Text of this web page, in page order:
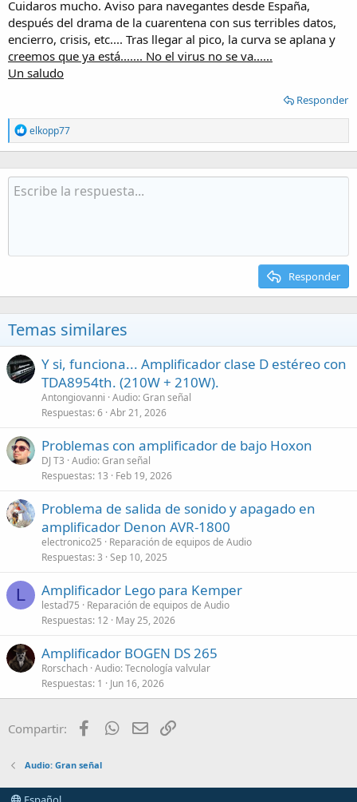
Cuidaros mucho. Aviso para navegantes desde España,
después del drama de la cuarentena con sus terribles datos,
encierro, crisis, etc.... Tras llegar al pico, la curva se aplana y
creemos que ya está....... No el virus no se va......
Un saludo
Responder
R
e
a
c
t
i
elkopp77
Responder
Temas similares
Y si, funciona... Amplificador clase D estéreo con
TDA8954th. (210W + 210W).
Antongiovanni Audio: Gran señal
Respuestas 6 Abr 21, 2026
Problemas con amplificador de bajo Hoxon
DJ T3 Audio: Gran señal
Respuestas 13 Feb 19, 2026
Problema de salida de sonido y apagado en
amplificador Denon AVR-1800
electronico25
Reparación de equipos de Audio
Respuestas 3 Sep 10, 2025
L Amplificador Lego para Kemper
lestad75
Reparación de equipos de Audio
Respuestas 12 May 25, 2026
Amplificador BOGEN DS 265
Rorschach Audio: Tecnología valvular
Respuestas 1 Jun 16, 2026
Compartir: FacebookWhatsApp
Email
Audio: Gran señal